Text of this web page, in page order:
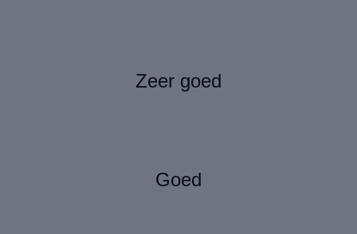
Zeer goed
Goed